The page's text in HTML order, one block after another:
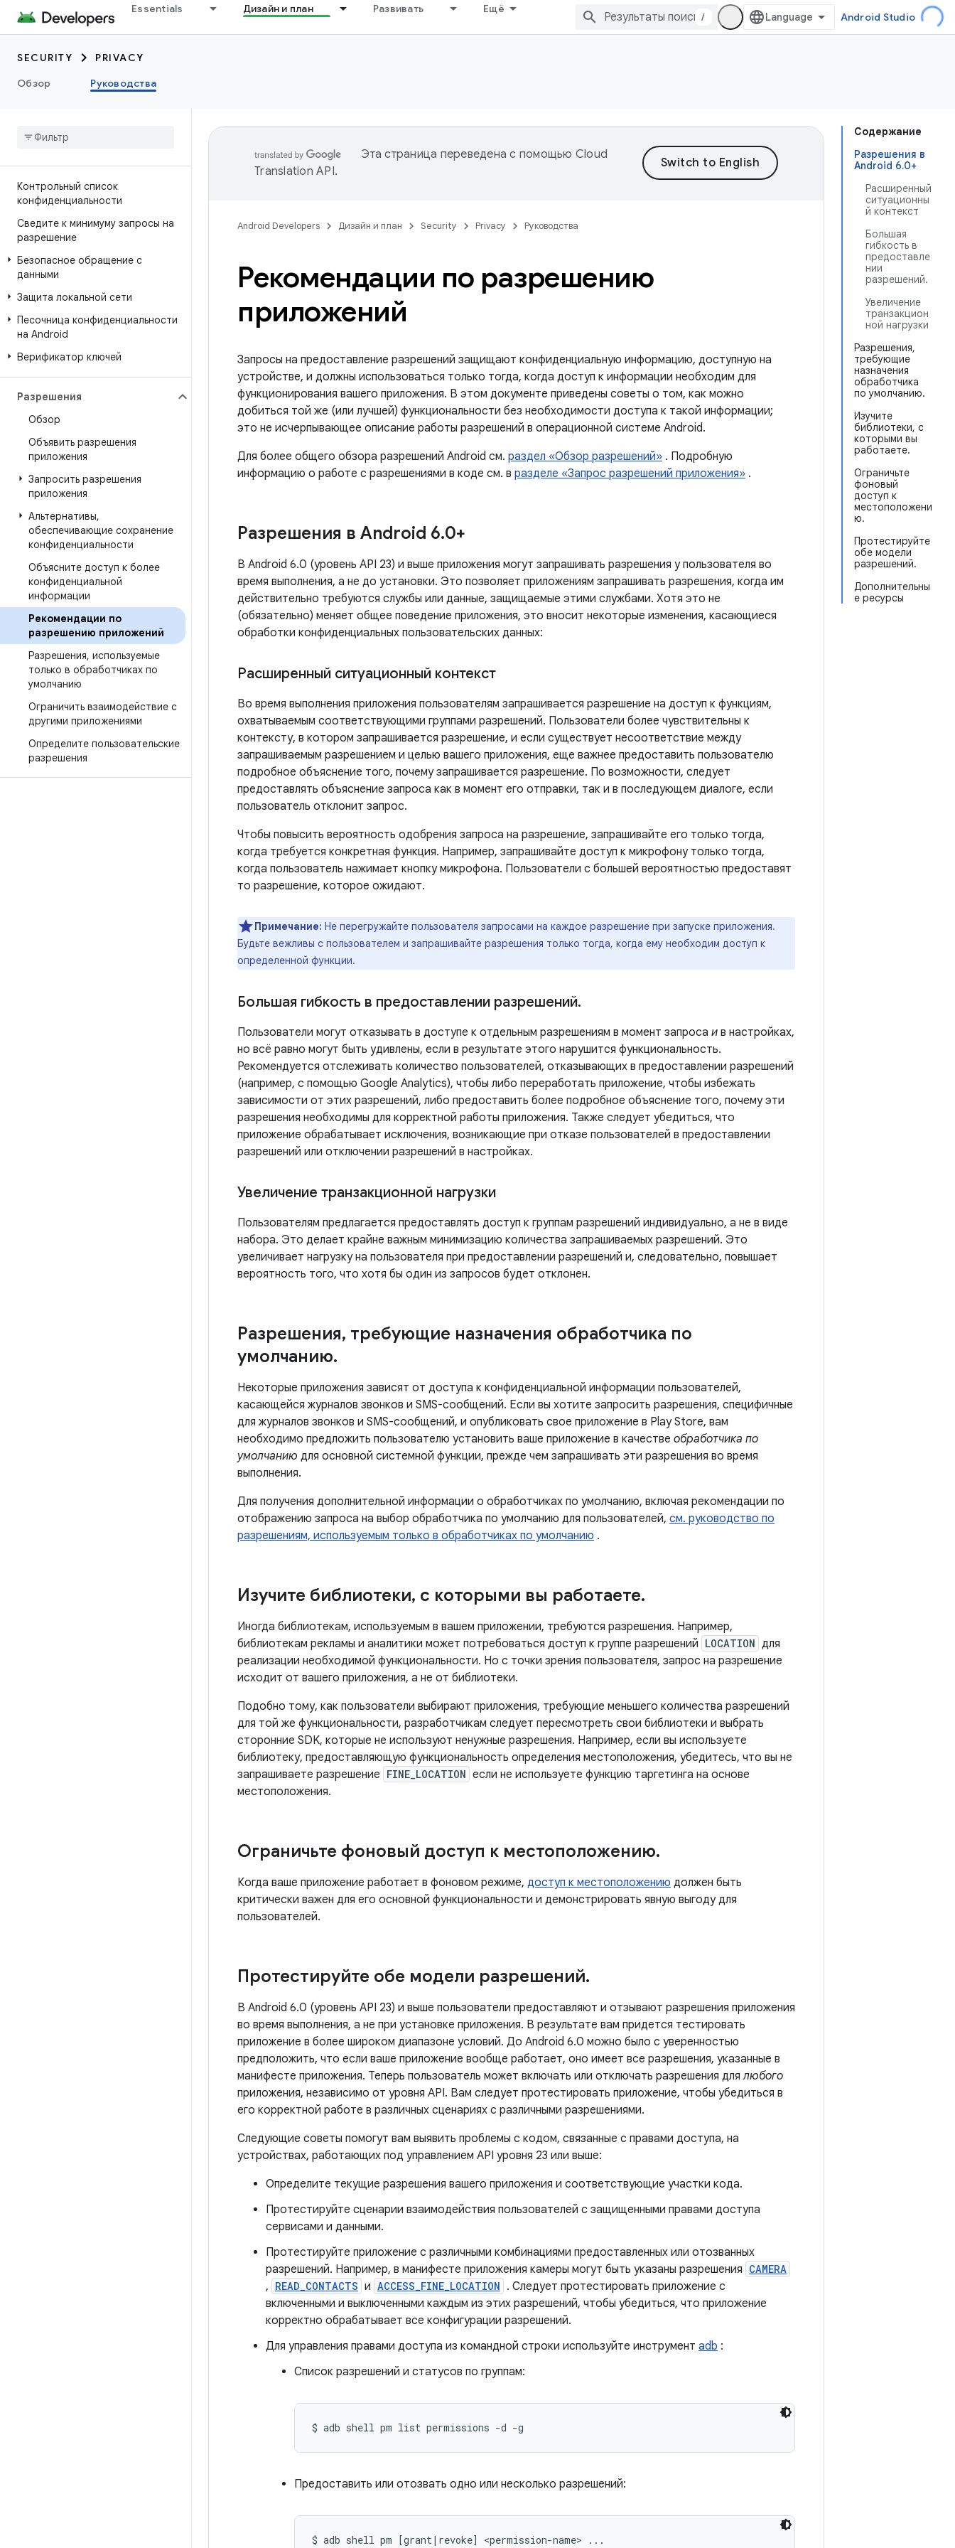
Essentials Дизайн и план Развивать Ещё
/ Android Studio
SECURITY
PRIVACY
Обзор
Руководства
Контрольный список
конфиденциальности
Сведите к минимуму запросы на
разрешение
Безопасное обращение с
данными
Защита локальной сети
Песочница конфиденциальности
на Android
Верификатор ключей
Разрешения
Обзор
Объявить разрешения
приложения
Запросить разрешения
приложения
Альтернативы,
обеспечивающие сохранение
конфиденциальности
Объясните доступ к более
конфиденциальной
информации
Рекомендации по
разрешению приложений
Разрешения, используемые
только в обработчиках по
умолчанию
Ограничить взаимодействие с
другими приложениями
Определите пользовательские
разрешения
Содержание
Разрешения в
Android 6.0+
Расширенный
ситуационны
й контекст
Большая
гибкость в
предоставле
нии
разрешений.
Увеличение
транзакцион
ной нагрузки
Разрешения,
требующие
назначения
обработчика
по умолчанию.
Изучите
библиотеки, с
которыми вы
работаете.
Ограничьте
фоновый
доступ к
местоположени
ю.
Протестируйте
обе модели
разрешений.
Дополнительны
е ресурсы
Эта страница переведена с помощью Cloud
Translation API.
Android Developers Дизайн и план Security Privacy Руководства
Рекомендации по разрешению
приложений
Запросы на предоставление разрешений защищают конфиденциальную информацию, доступную на
устройстве, и должны использоваться только тогда, когда доступ к информации необходим для
функционирования вашего приложения. В этом документе приведены советы о том, как можно
добиться той же (или лучшей) функциональности без необходимости доступа к такой информации;
это не исчерпывающее описание работы разрешений в операционной системе Android.
Для более общего обзора разрешений Android см. раздел «Обзор разрешений» . Подробную
информацию о работе с разрешениями в коде см. в разделе «Запрос разрешений приложения» .
Разрешения в Android 6.0+
В Android 6.0 (уровень API 23) и выше приложения могут запрашивать разрешения у пользователя во
время выполнения, а не до установки. Это позволяет приложениям запрашивать разрешения, когда им
действительно требуются службы или данные, защищаемые этими службами. Хотя это не
(обязательно) меняет общее поведение приложения, это вносит некоторые изменения, касающиеся
обработки конфиденциальных пользовательских данных:
Расширенный ситуационный контекст
Во время выполнения приложения пользователям запрашивается разрешение на доступ к функциям,
охватываемым соответствующими группами разрешений. Пользователи более чувствительны к
контексту, в котором запрашивается разрешение, и если существует несоответствие между
запрашиваемым разрешением и целью вашего приложения, еще важнее предоставить пользователю
подробное объяснение того, почему запрашивается разрешение. По возможности, следует
предоставлять объяснение запроса как в момент его отправки, так и в последующем диалоге, если
пользователь отклонит запрос.
Чтобы повысить вероятность одобрения запроса на разрешение, запрашивайте его только тогда,
когда требуется конкретная функция. Например, запрашивайте доступ к микрофону только тогда,
когда пользователь нажимает кнопку микрофона. Пользователи с большей вероятностью предоставят
то разрешение, которое ожидают.
Примечание: Не перегружайте пользователя запросами на каждое разрешение при запуске приложения.
Будьте вежливы с пользователем и запрашивайте разрешения только тогда, когда ему необходим доступ к
определенной функции.
Большая гибкость в предоставлении разрешений.
Пользователи могут отказывать в доступе к отдельным разрешениям в момент запроса и в настройках,
но всё равно могут быть удивлены, если в результате этого нарушится функциональность.
Рекомендуется отслеживать количество пользователей, отказывающих в предоставлении разрешений
(например, с помощью Google Analytics), чтобы либо переработать приложение, чтобы избежать
зависимости от этих разрешений, либо предоставить более подробное объяснение того, почему эти
разрешения необходимы для корректной работы приложения. Также следует убедиться, что
приложение обрабатывает исключения, возникающие при отказе пользователей в предоставлении
разрешений или отключении разрешений в настройках.
Увеличение транзакционной нагрузки
Пользователям предлагается предоставлять доступ к группам разрешений индивидуально, а не в виде
набора. Это делает крайне важным минимизацию количества запрашиваемых разрешений. Это
увеличивает нагрузку на пользователя при предоставлении разрешений и, следовательно, повышает
вероятность того, что хотя бы один из запросов будет отклонен.
Разрешения, требующие назначения обработчика по
умолчанию.
Некоторые приложения зависят от доступа к конфиденциальной информации пользователей,
касающейся журналов звонков и SMS-сообщений. Если вы хотите запросить разрешения, специфичные
для журналов звонков и SMS-сообщений, и опубликовать свое приложение в Play Store, вам
необходимо предложить пользователю установить ваше приложение в качестве обработчика по
умолчанию для основной системной функции, прежде чем запрашивать эти разрешения во время
выполнения.
Для получения дополнительной информации о обработчиках по умолчанию, включая рекомендации по
отображению запроса на выбор обработчика по умолчанию для пользователей, см. руководство по
разрешениям, используемым только в обработчиках по умолчанию .
Изучите библиотеки, с которыми вы работаете.
Иногда библиотекам, используемым в вашем приложении, требуются разрешения. Например,
библиотекам рекламы и аналитики может потребоваться доступ к группе разрешений LOCATION для
реализации необходимой функциональности. Но с точки зрения пользователя, запрос на разрешение
исходит от вашего приложения, а не от библиотеки.
Подобно тому, как пользователи выбирают приложения, требующие меньшего количества разрешений
для той же функциональности, разработчикам следует пересмотреть свои библиотеки и выбрать
сторонние SDK, которые не используют ненужные разрешения. Например, если вы используете
библиотеку, предоставляющую функциональность определения местоположения, убедитесь, что вы не
запрашиваете разрешение FINE_LOCATION если не используете функцию таргетинга на основе
местоположения.
Ограничьте фоновый доступ к местоположению.
Когда ваше приложение работает в фоновом режиме, доступ к местоположению должен быть
критически важен для его основной функциональности и демонстрировать явную выгоду для
пользователей.
Протестируйте обе модели разрешений.
В Android 6.0 (уровень API 23) и выше пользователи предоставляют и отзывают разрешения приложения
во время выполнения, а не при установке приложения. В результате вам придется тестировать
приложение в более широком диапазоне условий. До Android 6.0 можно было с уверенностью
предположить, что если ваше приложение вообще работает, оно имеет все разрешения, указанные в
манифесте приложения. Теперь пользователь может включать или отключать разрешения длялюбого
приложения, независимо от уровня API. Вам следует протестировать приложение, чтобы убедиться в
его корректной работе в различных сценариях с различными разрешениями.
Следующие советы помогут вам выявить проблемы с кодом, связанные с правами доступа, на
устройствах, работающих под управлением API уровня 23 или выше:
Определите текущие разрешения вашего приложения и соответствующие участки кода.
Протестируйте сценарии взаимодействия пользователей с защищенными правами доступа
сервисами и данными.
Протестируйте приложение с различными комбинациями предоставленных или отозванных
разрешений. Например, в манифесте приложения камеры могут быть указаны разрешения CAMERA
, READ_CONTACTS и ACCESS_FINE_LOCATION . Следует протестировать приложение с
включенными и выключенными каждым из этих разрешений, чтобы убедиться, что приложение
корректно обрабатывает все конфигурации разрешений.
Для управления правами доступа из командной строки используйте инструмент adb :
Список разрешений и статусов по группам:
$ adb shell pm list permissions -d -g
Предоставить или отозвать одно или несколько разрешений:
$ adb shell pm [grant|revoke] <permission-name> ...